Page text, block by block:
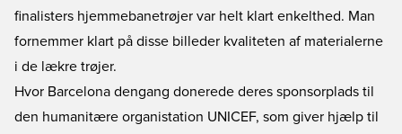
finalisters hjemmebanetrøjer var helt klart enkelthed. Man
fornemmer klart på disse billeder kvaliteten af materialerne
i de lækre trøjer.
Hvor Barcelona dengang donerede deres sponsorplads til
den humanitære organistation UNICEF, som giver hjælp til